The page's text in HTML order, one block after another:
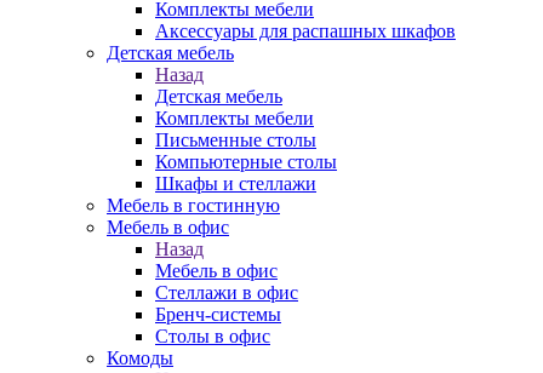
Комплекты мебели
Аксессуары для распашных шкафов
Детская мебель
Назад
Детская мебель
Комплекты мебели
Письменные столы
Компьютерные столы
Шкафы и стеллажи
Мебель в гостинную
Мебель в офис
Назад
Мебель в офис
Стеллажи в офис
Бренч-системы
Столы в офис
Комоды